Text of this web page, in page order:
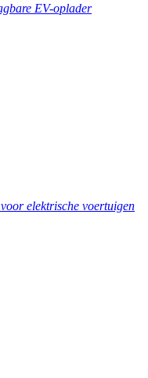
EV-oplader
elektrische voertuigen